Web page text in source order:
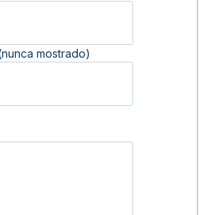
mostrado)